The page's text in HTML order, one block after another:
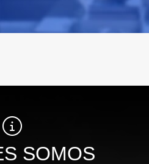
SOMOS